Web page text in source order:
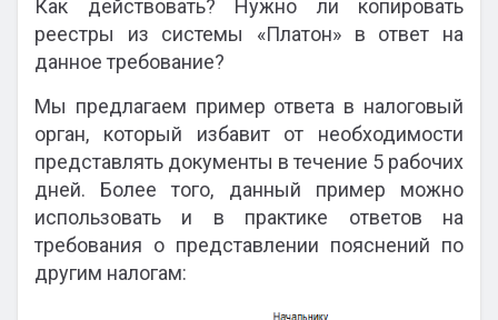
Как действовать? Нужно ли копировать
реестры из системы «Платон» в ответ на
данное требование?
Мы предлагаем пример ответа в налоговый
орган, который избавит от необходимости
представлять документы в течение 5 рабочих
дней. Более того, данный пример можно
использовать и в практике ответов на
требования о представлении пояснений по
другим налогам: